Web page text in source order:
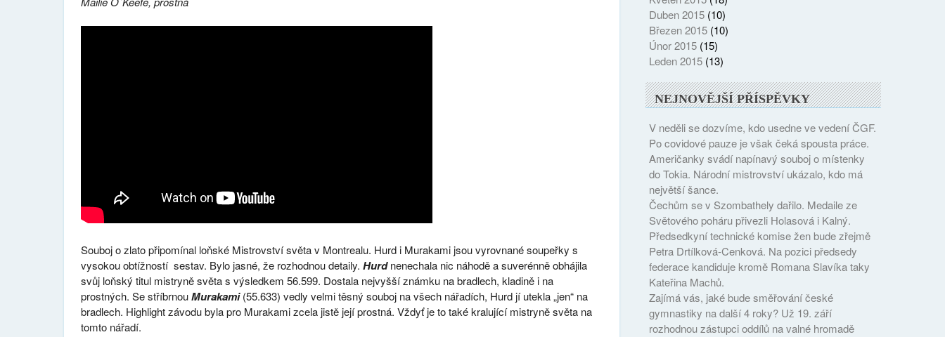
Souboj o zlato připomínal loňské Mistrovství světa v Montrealu. Hurd i Murakami jsou vyrovnané soupeřky s
vysokou obtížností sestav. Bylo jasné, že rozhodnou detaily. Hurdnenechala nic náhodě a suverénně obhájila
svůj loňský titul mistryně světa s výsledkem 56.599. Dostala nejvyšší známku na bradlech, kladině i na
prostných. Se stříbrnouMurakami(55.633) vedly velmi těsný souboj na všech nářadích, Hurd jí utekla „jen“ na
bradlech. Highlight závodu byla pro Murakami zcela jistě její prostná. Vždyť je to také kralující mistryně světa na
tomto nářadí.
Duben 2015(10)
Březen 2015(10)
Únor 2015(15)
Leden 2015(13)
NEJNOVĚJŠÍ PŘÍSPĚVKY
V neděli se dozvíme, kdo usedne ve vedení ČGF.
Po covidové pauze je však čeká spousta práce.
Američanky svádí napínavý souboj o místenky
do Tokia. Národní mistrovství ukázalo, kdo má
největší šance.
Čechům se v Szombathely dařilo. Medaile ze
Světového poháru přivezli Holasová i Kalný.
Předsedkyní technické komise žen bude zřejmě
Petra Drtílková-Cenková. Na pozici předsedy
federace kandiduje kromě Romana Slavíka taky
Kateřina Machů.
Zajímá vás, jaké bude směřování české
gymnastiky na další 4 roky? Už 19. září
rozhodnou zástupci oddílů na valné hromadě